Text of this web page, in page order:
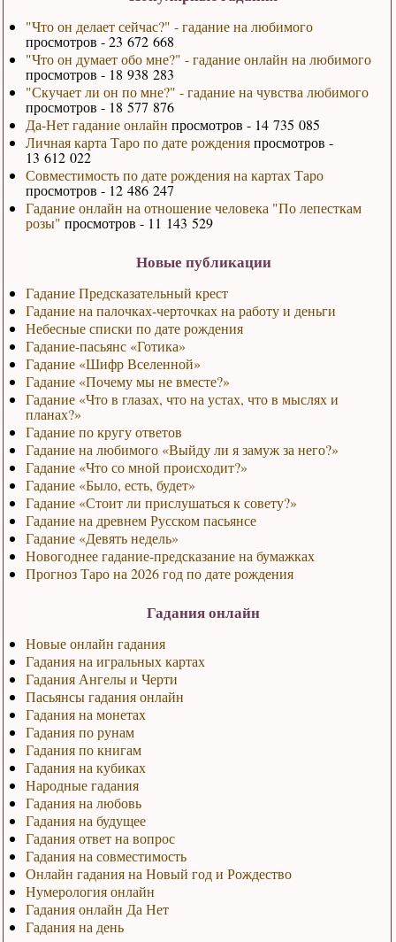
"Что он делает сейчас?" - гадание на любимого
просмотров - 23 672 668
"Что он думает обо мне?" - гадание онлайн на любимого
просмотров - 18 938 283
"Скучает ли он по мне?" - гадание на чувства любимого
просмотров - 18 577 876
Да-Нет гадание онлайн просмотров - 14 735 085
Личная карта Таро по дате рожденияпросмотров -
13 612 022
Совместимость по дате рождения на картах Таро
просмотров - 12 486 247
Гадание онлайн на отношение человека "По лепесткам
розы" просмотров - 11 143 529
Новые публикации
Гадание Предсказательный крест
Гадание на палочках-черточках на работу и деньги
Небесные списки по дате рождения
Гадание-пасьянс «Готика»
Гадание «Шифр Вселенной»
Гадание «Почему мы не вместе?»
Гадание «Что в глазах, что на устах, что в мыслях и
планах?»
Гадание по кругу ответов
Гадание на любимого «Выйду ли я замуж за него?»
Гадание «Что со мной происходит?»
Гадание «Было, есть, будет»
Гадание «Стоит ли прислушаться к совету?»
Гадание на древнем Русском пасьянсе
Гадание «Девять недель»
Новогоднее гадание-предсказание на бумажках
Прогноз Таро на 2026 год по дате рождения
Гадания онлайн
Новые онлайн гадания
Гадания на игральных картах
Гадания Ангелы и Черти
Пасьянсы гадания онлайн
Гадания на монетах
Гадания по рунам
Гадания по книгам
Гадания на кубиках
Народные гадания
Гадания на любовь
Гадания на будущее
Гадания ответ на вопрос
Гадания на совместимость
Онлайн гадания на Новый год и Рождество
Нумерология онлайн
Гадания онлайн Да Нет
Гадания на день